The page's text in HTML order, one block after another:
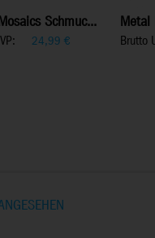
Schmuc...
24,99 €
Metal
Brutto